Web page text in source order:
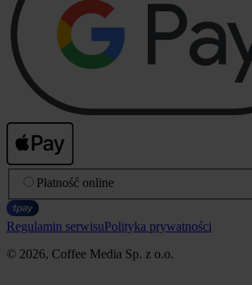
Płatność online
Regulamin serwisuPolityka prywatności
© 2026, Coffee Media Sp. z o.o.